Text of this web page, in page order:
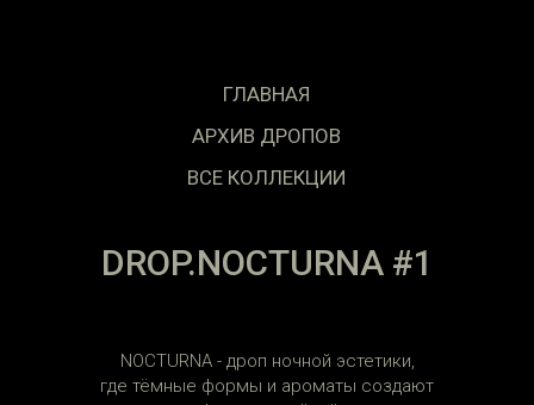
DROP.NOCTURNA #1
NOCTURNA - дроп ночной эстетики,
где тёмные формы и ароматы создают